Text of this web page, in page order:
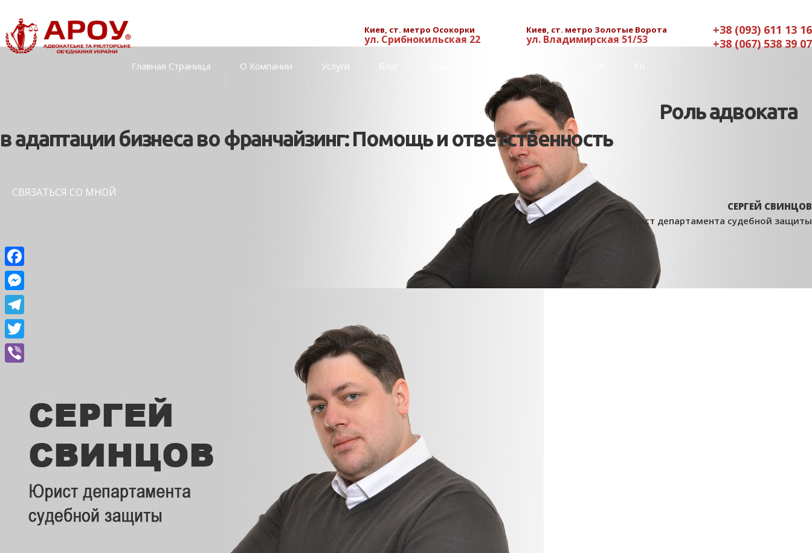
+38 (093) 611 13 16
+38 (067) 538 39 07
Киев, ст. метро Золотые Ворота
ул. Владимирская 51/53
Киев, ст. метро Осокорки
ул. Срибнокильская 22
Главная Страница О Компании Услуги
Роль адвоката
в адаптации бизнеса во франчайзинг: Помощь и ответственность
СВЯЗАТЬСЯ СО МНОЙ
СЕРГЕЙ СВИНЦОВ
Юрист департамента судебной защиты
Facebook
Messenger
Telegram
Twitter